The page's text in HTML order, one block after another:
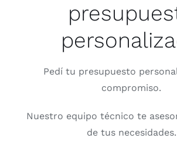
Pedí tu presupuesto
compromiso.
Nuestro equipo técnico te
de tus necesidades.